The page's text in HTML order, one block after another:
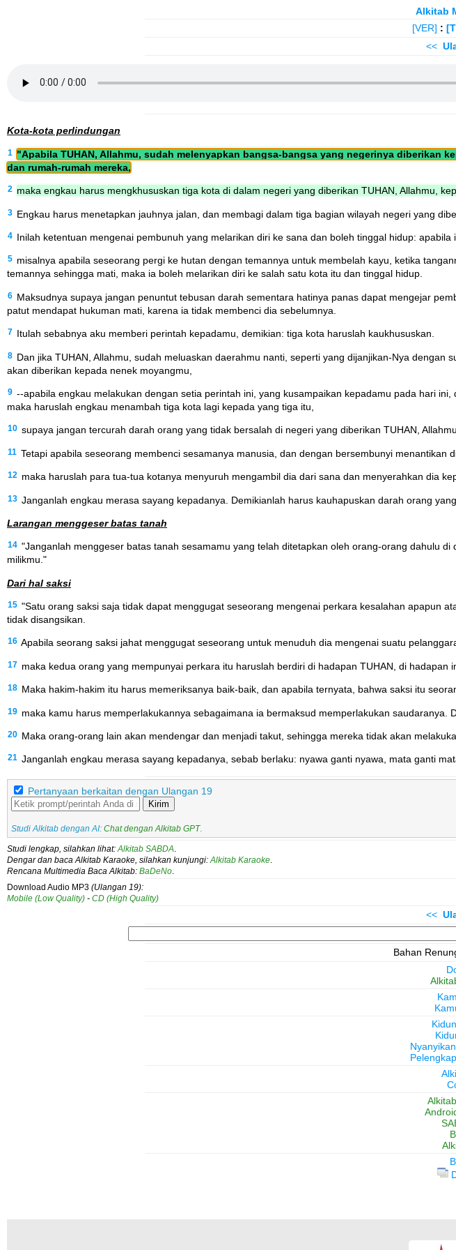
Alkitab
[VER] :
<<
Kota-kota perlindungan
1
"Apabila TUHAN, Allahmu, sudah melenyapkan bangsa-bangsa yang negerinya diberikan
dan rumah-rumah mereka,
2 maka engkau harus mengkhususkan tiga kota di dalam negeri yang diberikan TUHAN, Allahmu,
3 Engkau harus menetapkan jauhnya jalan, dan membagi dalam tiga bagian wilayah negeri yang
4 Inilah ketentuan mengenai pembunuh yang melarikan diri ke sana dan boleh tinggal hidup:
5 misalnya apabila seseorang pergi ke hutan dengan temannya untuk membelah kayu, ketika
temannya sehingga mati, maka ia boleh melarikan diri ke salah satu kota itu dan tinggal hidup.
6 Maksudnya supaya jangan penuntut tebusan darah sementara hatinya panas dapat mengejar
patut mendapat hukuman mati, karena ia tidak membenci dia sebelumnya.
7 Itulah sebabnya aku memberi perintah kepadamu, demikian: tiga kota haruslah kaukhususkan.
8 Dan jika TUHAN, Allahmu, sudah meluaskan daerahmu nanti, seperti yang dijanjikan-Nya
akan diberikan kepada nenek moyangmu,
9 --apabila engkau melakukan dengan setia perintah ini, yang kusampaikan kepadamu pada hari
maka haruslah engkau menambah tiga kota lagi kepada yang tiga itu,
10 supaya jangan tercurah darah orang yang tidak bersalah di negeri yang diberikan TUHAN,
11 Tetapi apabila seseorang membenci sesamanya manusia, dan dengan bersembunyi
12 maka haruslah para tua-tua kotanya menyuruh mengambil dia dari sana dan menyerahkan dia
13 Janganlah engkau merasa sayang kepadanya. Demikianlah harus kauhapuskan darah orang
Larangan menggeser batas tanah
14 "Janganlah menggeser batas tanah sesamamu yang telah ditetapkan oleh orang-orang dahulu
milikmu."
Dari hal saksi
15 "Satu orang saksi saja tidak dapat menggugat seseorang mengenai perkara kesalahan apapun
tidak disangsikan.
16 Apabila seorang saksi jahat menggugat seseorang untuk menuduh dia mengenai suatu
17 maka kedua orang yang mempunyai perkara itu haruslah berdiri di hadapan TUHAN, di hadapan
18 Maka hakim-hakim itu harus memeriksanya baik-baik, dan apabila ternyata, bahwa saksi itu
19 maka kamu harus memperlakukannya sebagaimana ia bermaksud memperlakukan saudaranya.
20 Maka orang-orang lain akan mendengar dan menjadi takut, sehingga mereka tidak akan
21 Janganlah engkau merasa sayang kepadanya, sebab berlaku: nyawa ganti nyawa, mata ganti
Pertanyaan berkaitan dengan Ulangan 19
Kirim
Studi Alkitab dengan AI: Chat dengan Alkitab GPT.
Studi lengkap, silahkan lihat: Alkitab SABDA
Dengar dan baca Alkitab Karaoke, silahkan kunjungi: Alkitab Karaoke
Rencana Multimedia Baca Alkitab: BaDeNo
Download Audio MP3 (Ulangan 19):
Mobile (Low Quality) - CD (High Quality)
<<
Bahan